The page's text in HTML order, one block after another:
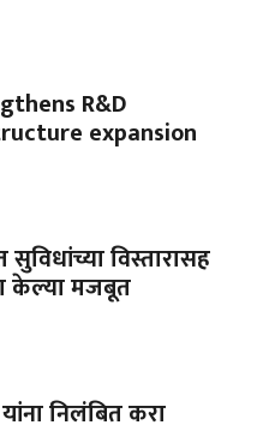
R&D
expansion
विस्तारासह
केल्या मजबूत
निलंबित करा